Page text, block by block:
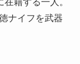
籍する一人。
ナイフを武器